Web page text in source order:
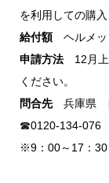
を利用しての購
給付額ヘルメッ
申請方法 12月上
ください。
問合先兵庫県 自
☎0120-134-076
※9：00～17：30